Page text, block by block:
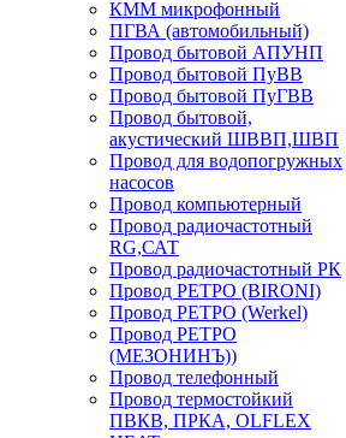
КММ микрофонный
ПГВА (автомобильный)
Провод бытовой АПУНП
Провод бытовой ПуВВ
Провод бытовой ПуГВВ
Провод бытовой,
акустический ШВВП,ШВП
Провод для водопогружных
насосов
Провод компьютерный
Провод радиочастотный
RG,САТ
Провод радиочастотный РК
Провод РЕТРО (BIRONI)
Провод РЕТРО (Werkel)
Провод РЕТРО
(МЕЗОНИНЪ))
Провод телефонный
Провод термостойкий
ПВКВ, ПРКА, OLFLEX